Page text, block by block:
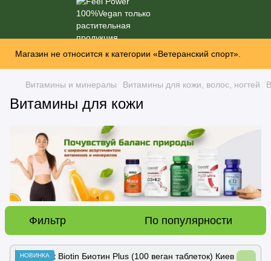
Магазин не относится к категории «Ветеранский спорт».
Витамины и минералы Витамины для кожи, волос, ногтей
Витамины для кожи
Фильтр По популярности
НОВИНКА